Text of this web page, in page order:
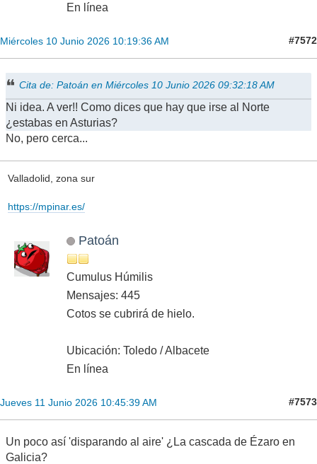
En línea
Miércoles 10 Junio 2026 10:19:36 AM #7572
Cita de: Patoán en Miércoles 10 Junio 2026 09:32:18 AM
Ni idea. A ver!! Como dices que hay que irse al Norte
¿estabas en Asturias?
No, pero cerca...
Valladolid, zona sur
https://mpinar.es/
Patoán
Cumulus Húmilis
Mensajes: 445
Cotos se cubrirá de hielo.
Ubicación: Toledo / Albacete
En línea
Jueves 11 Junio 2026 10:45:39 AM #7573
Un poco así 'disparando al aire' ¿La cascada de Ézaro en
Galicia?